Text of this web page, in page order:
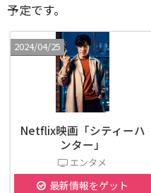
予定です。
2024/04/25
Netflix映画「シティーハ
ンター」
エンタメ
最新情報をゲット